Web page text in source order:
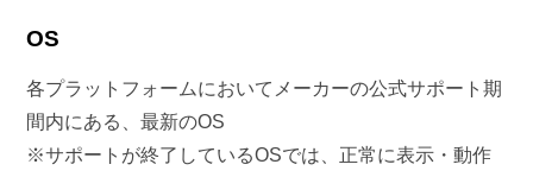
OS
各プラットフォームにおいてメーカーの公式サポート期
間内にある、最新のOS
※サポートが終了しているOSでは、正常に表示・動作